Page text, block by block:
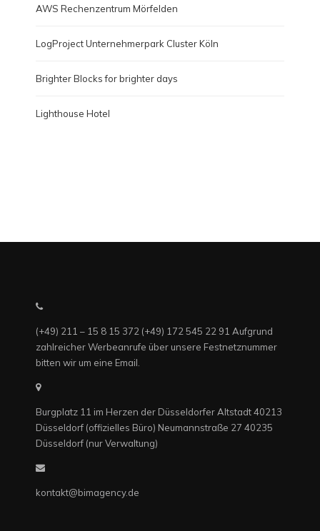
AWS Rechenzentrum Mörfelden
LogProject Unternehmerpark Cluster Köln
Brighter Blocks for brighter days
Lighthouse Hotel
(+49) 211 – 15 8 15 372 (+49) 172 545 22 91 Aufgrund
zahlreicher Werbeanrufe über unsere Festnetznummer
bitten wir um eine Email.
Burgplatz 11 im Herzen der Düsseldorfer Altstadt 40213
Düsseldorf (offizielles Büro) Neumannstraße 27 40235
Düsseldorf (nur Verwaltung)
kontakt@bimagency.de